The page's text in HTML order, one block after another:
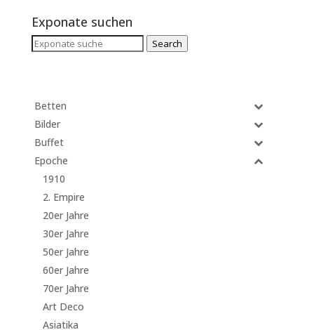
Exponate suchen
Search
Search
Betten
Bilder
Buffet
Epoche
1910
2. Empire
20er Jahre
30er Jahre
50er Jahre
60er Jahre
70er Jahre
Art Deco
Asiatika